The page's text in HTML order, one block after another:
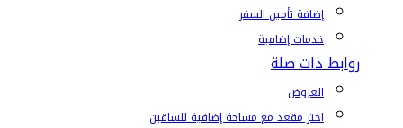
إضافة تأمين السفر
خدمات إضافية
روابط ذات صلة
العروض
اختر مقعد مع مساحة إضافية للساقين